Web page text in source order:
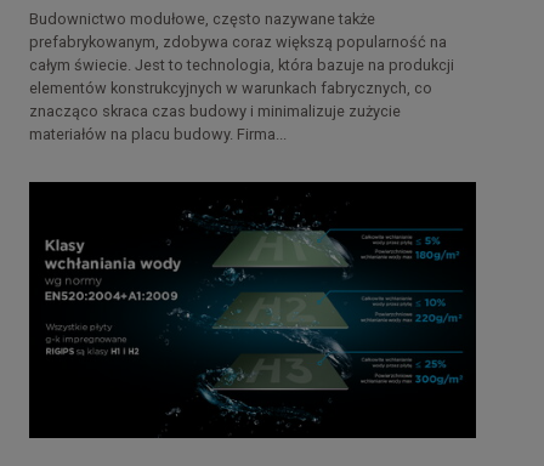
Budownictwo modułowe, często nazywane także
prefabrykowanym, zdobywa coraz większą popularność na
całym świecie. Jest to technologia, która bazuje na produkcji
elementów konstrukcyjnych w warunkach fabrycznych, co
znacząco skraca czas budowy i minimalizuje zużycie
materiałów na placu budowy. Firma...